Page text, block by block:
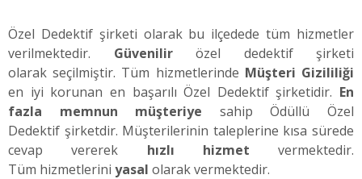
Özel Dedektif şirketi olarak bu ilçedede tüm hizmetler
verilmektedir. Güvenilirözel dedektif şirketi
olarak seçilmiştir. Tüm hizmetlerinde Müşteri Gizililiği
en iyi korunan en başarılı Özel Dedektif şirketidir. En
fazla memnun müşteriye sahip Ödüllü Özel
Dedektif şirketdir. Müşterilerinin taleplerine kısa sürede
cevap vererek hızlı hizmet vermektedir.
Tüm hizmetlerini yasal olarak vermektedir.